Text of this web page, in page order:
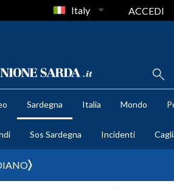
Italy ACCEDI
Sardegna Italia Mondo
Sos Sardegna Incidenti